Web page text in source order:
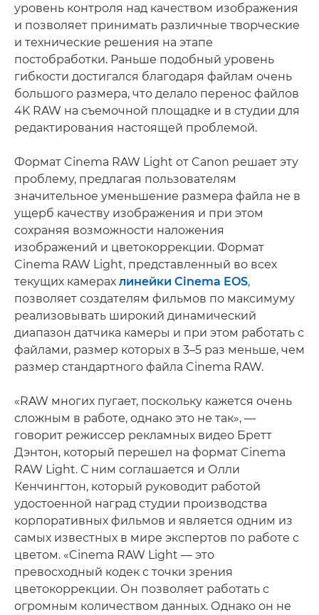
уровень контроля над качеством изображения
и позволяет принимать различные творческие
и технические решения на этапе
постобработки. Раньше подобный уровень
гибкости достигался благодаря файлам очень
большого размера, что делало перенос файлов
4K RAW на съемочной площадке и в студии для
редактирования настоящей проблемой.
Формат Cinema RAW Light от Canon решает эту
проблему, предлагая пользователям
значительное уменьшение размера файла не в
ущерб качеству изображения и при этом
сохраняя возможности наложения
изображений и цветокоррекции. Формат
Cinema RAW Light, представленный во всех
текущих камерах линейки Cinema EOS,
позволяет создателям фильмов по максимуму
реализовывать широкий динамический
диапазон датчика камеры и при этом работать с
файлами, размер которых в 3–5 раз меньше, чем
размер стандартного файла Cinema RAW.
«RAW многих пугает, поскольку кажется очень
сложным в работе, однако это не так», —
говорит режиссер рекламных видео Бретт
Дэнтон, который перешел на формат Cinema
RAW Light. С ним соглашается и Олли
Кенчингтон, который руководит работой
удостоенной наград студии производства
корпоративных фильмов и является одним из
самых известных в мире экспертов по работе с
цветом. «Cinema RAW Light — это
превосходный кодек с точки зрения
цветокоррекции. Он позволяет работать с
огромным количеством данных. Однако он не